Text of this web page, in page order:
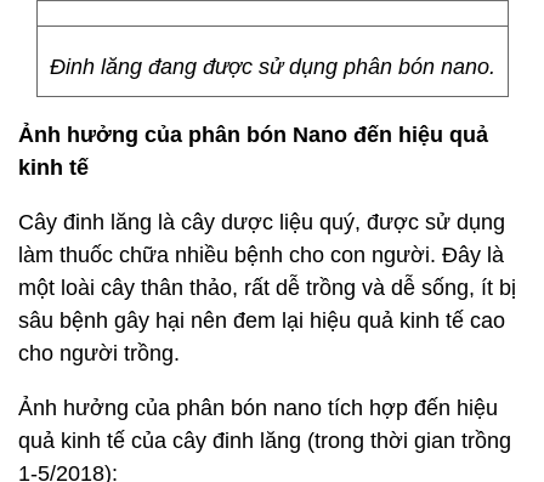
Đinh lăng đang được sử dụng phân bón nano.
Ảnh hưởng của phân bón Nano đến hiệu quả
kinh tế
Cây đinh lăng là cây dược liệu quý, được sử dụng
làm thuốc chữa nhiều bệnh cho con người. Đây là
một loài cây thân thảo, rất dễ trồng và dễ sống, ít bị
sâu bệnh gây hại nên đem lại hiệu quả kinh tế cao
cho người trồng.
Ảnh hưởng của phân bón nano tích hợp đến hiệu
quả kinh tế của cây đinh lăng (trong thời gian trồng
1-5/2018):